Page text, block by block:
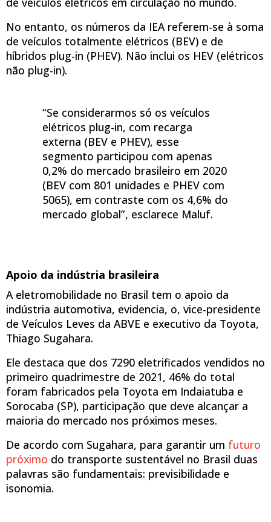
No entanto, os números da IEA referem-se à soma
de veículos totalmente elétricos (BEV) e de
híbridos plug-in (PHEV). Não inclui os HEV (elétricos
não plug-in).
“Se considerarmos só os veículos
elétricos plug-in, com recarga
externa (BEV e PHEV), esse
segmento participou com apenas
0,2% do mercado brasileiro em 2020
(BEV com 801 unidades e PHEV com
5065), em contraste com os 4,6% do
mercado global”, esclarece Maluf.
Apoio da indústria brasileira
A eletromobilidade no Brasil tem o apoio da
indústria automotiva, evidencia, o, vice-presidente
de Veículos Leves da ABVE e executivo da Toyota,
Thiago Sugahara.
Ele destaca que dos 7290 eletrificados vendidos no
primeiro quadrimestre de 2021, 46% do total
foram fabricados pela Toyota em Indaiatuba e
Sorocaba (SP), participação que deve alcançar a
maioria do mercado nos próximos meses.
De acordo com Sugahara, para garantir um futuro
próximo do transporte sustentável no Brasil duas
palavras são fundamentais: previsibilidade e
isonomia.